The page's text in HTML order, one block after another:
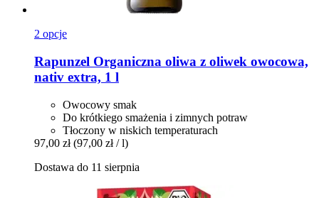
2 opcje
Rapunzel Organiczna oliwa z oliwek owocowa,
nativ extra, 1 l
Owocowy smak
Do krótkiego smażenia i zimnych potraw
Tłoczony w niskich temperaturach
97,00 zł (97,00 zł / l)
Dostawa do 11 sierpnia